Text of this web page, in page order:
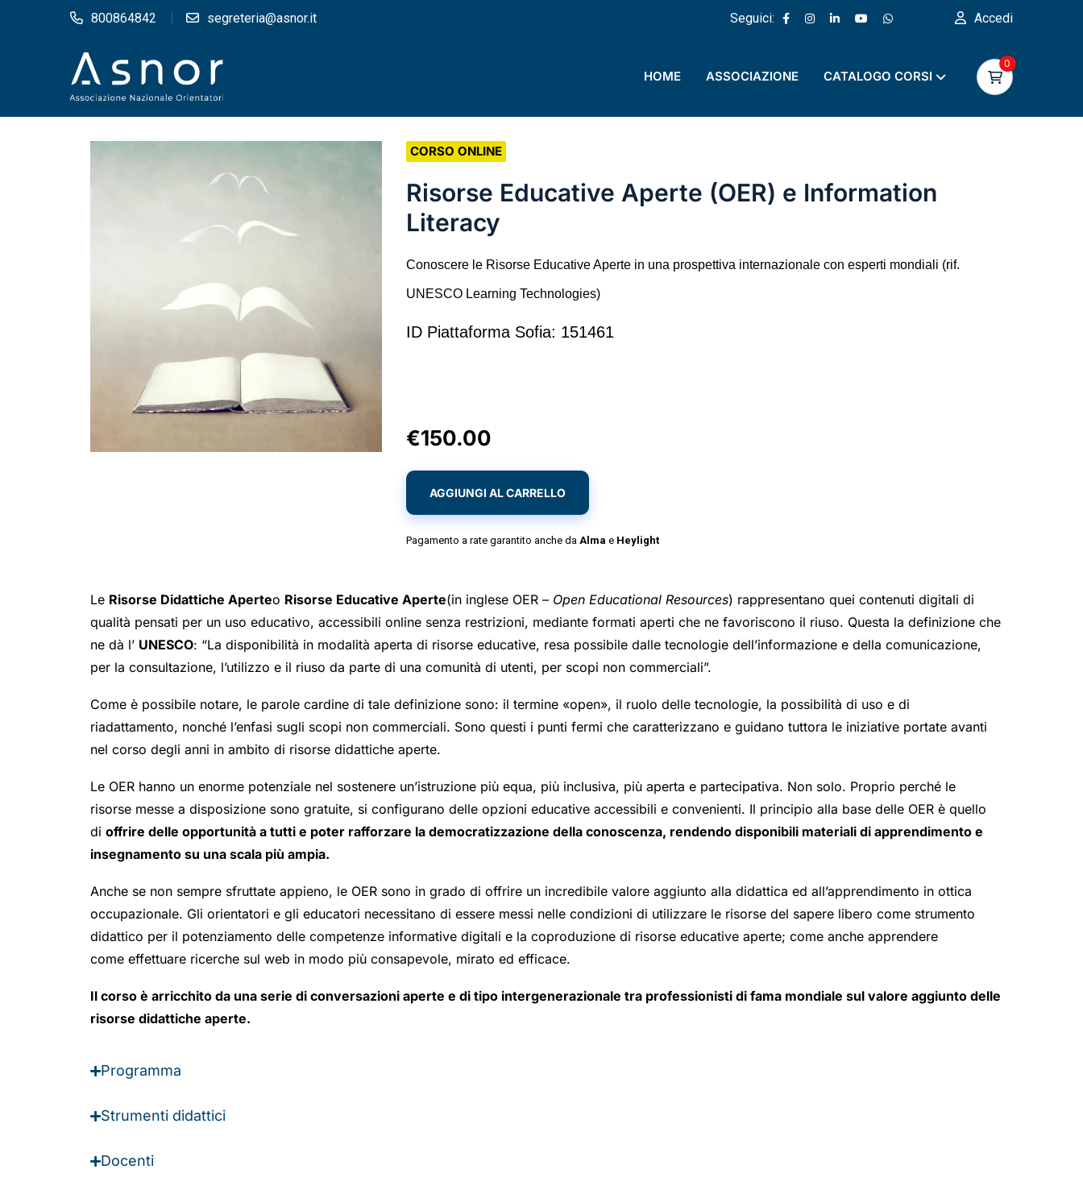
800864842 segreteria@asnor.it Seguici: Accedi
HOME ASSOCIAZIONE CATALOGO CORSI
0
Risorse Educative Aperte (OER) e Information
Literacy
Conoscere le Risorse Educative Aperte in una prospettiva internazionale con esperti mondiali (rif.
UNESCO Learning Technologies)
ID Piattaforma Sofia: 151461
CORSO ONLINE
€150.00
AGGIUNGI AL CARRELLO
Pagamento a rate garantito anche daAlma e Heylight
Le Risorse Didattiche Aperteo Risorse Educative Aperte(in inglese OER – Open Educational Resources) rappresentano quei contenuti digitali di
qualità pensati per un uso educativo, accessibili online senza restrizioni, mediante formati aperti che ne favoriscono il riuso. Questa la definizione che
ne dà l’ UNESCO: “La disponibilità in modalità aperta di risorse educative, resa possibile dalle tecnologie dell’informazione e della comunicazione,
per la consultazione, l’utilizzo e il riuso da parte di una comunità di utenti, per scopi non commerciali”.
Come è possibile notare, le parole cardine di tale definizione sono: il termine «open», il ruolo delle tecnologie, la possibilità di uso e di
riadattamento, nonché l’enfasi sugli scopi non commerciali. Sono questi i punti fermi che caratterizzano e guidano tuttora le iniziative portate avanti
nel corso degli anni in ambito di risorse didattiche aperte.
Le OER hanno un enorme potenziale nel sostenere un’istruzione più equa, più inclusiva, più aperta e partecipativa. Non solo. Proprio perché le
risorse messe a disposizione sono gratuite, si configurano delle opzioni educative accessibili e convenienti. Il principio alla base delle OER è quello
di offrire delle opportunità a tutti e poter rafforzare la democratizzazione della conoscenza, rendendo disponibili materiali di apprendimento e
insegnamento su una scala più ampia.
Anche se non sempre sfruttate appieno, le OER sono in grado di offrire un incredibile valore aggiunto alla didattica ed all’apprendimento in ottica
occupazionale. Gli orientatori e gli educatori necessitano di essere messi nelle condizioni di utilizzare le risorse del sapere libero come strumento
didattico per il potenziamento delle competenze informative digitali e la coproduzione di risorse educative aperte; come anche apprendere
come effettuare ricerche sul web in modo più consapevole, mirato ed efficace.
Il corso è arricchito da una serie di conversazioni aperte e di tipo intergenerazionale tra professionisti di fama mondiale sul valore aggiunto delle
risorse didattiche aperte.
Programma
Strumenti didattici
Docenti